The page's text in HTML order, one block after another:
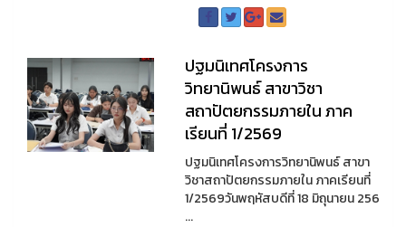
ปฐมนิเทศโครงการ
วิทยานิพนธ์ สาขาวิชา
สถาปัตยกรรมภายใน ภาค
เรียนที่ 1/2569
ปฐมนิเทศโครงการวิทยานิพนธ์ สาขา
วิชาสถาปัตยกรรมภายใน ภาคเรียนที่
1/2569วันพฤหัสบดีที่ 18 มิถุนายน 256
...